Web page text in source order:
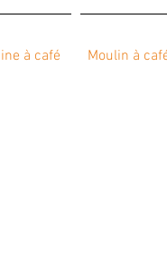
à café Moulin à